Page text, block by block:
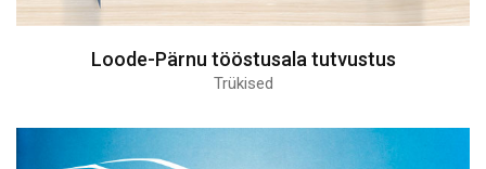
Loode-Pärnu tööstusala tutvustus
Trükised